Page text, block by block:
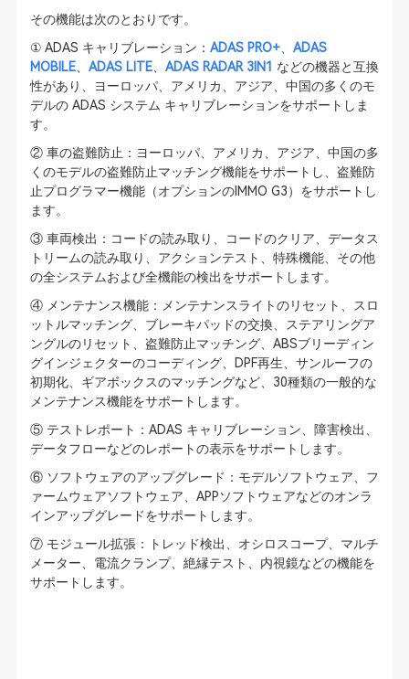
その機能は次のとおりです。
① ADAS キャリブレーション： ADAS PRO+、 ADAS
MOBILE、 ADAS LITE、 ADAS RADAR 3IN1 などの機器と互換
性があり、ヨーロッパ、アメリカ、アジア、中国の多くのモ
デルの ADAS システム キャリブレーションをサポートしま
す。
② 車の盗難防止：ヨーロッパ、アメリカ、アジア、中国の多
くのモデルの盗難防止マッチング機能をサポートし、盗難防
止プログラマー機能（オプションのIMMO G3）をサポートし
ます。
③ 車両検出：コードの読み取り、コードのクリア、データス
トリームの読み取り、アクションテスト、特殊機能、その他
の全システムおよび全機能の検出をサポートします。
④ メンテナンス機能：メンテナンスライトのリセット、スロ
ットルマッチング、ブレーキパッドの交換、ステアリングア
ングルのリセット、盗難防止マッチング、ABSブリーディン
グインジェクターのコーディング、DPF再生、サンルーフの
初期化、ギアボックスのマッチングなど、30種類の一般的な
メンテナンス機能をサポートします。
⑤ テストレポート：ADAS キャリブレーション、障害検出、
データフローなどのレポートの表示をサポートします。
⑥ ソフトウェアのアップグレード：モデルソフトウェア、フ
ァームウェアソフトウェア、APPソフトウェアなどのオンラ
インアップグレードをサポートします。
⑦ モジュール拡張：トレッド検出、オシロスコープ、マルチ
メーター、電流クランプ、絶縁テスト、内視鏡などの機能を
サポートします。